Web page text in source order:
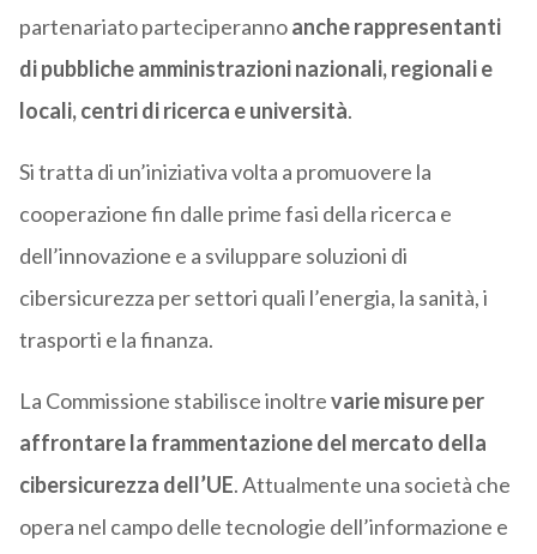
partenariato parteciperannoanche rappresentanti
di pubbliche amministrazioni nazionali, regionali e
locali, centri di ricerca e università.
Si tratta di un’iniziativa volta a promuovere la
cooperazione fin dalle prime fasi della ricerca e
dell’innovazione e a sviluppare soluzioni di
cibersicurezza per settori quali l’energia, la sanità, i
trasporti e la finanza.
La Commissione stabilisce inoltrevarie misure per
affrontare la frammentazione del mercato della
cibersicurezza dell’UE. Attualmente una società che
opera nel campo delle tecnologie dell’informazione e